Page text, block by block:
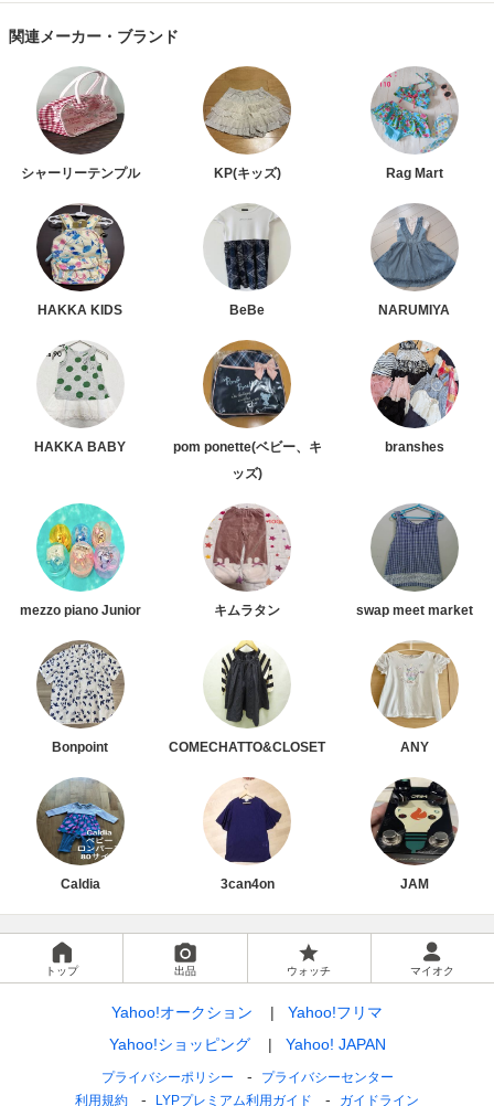
関連メーカー・ブランド
シャーリーテンプル KP(キッズ) Rag Mart
HAKKA KIDS BeBe NARUMIYA
HAKKA BABY
pom ponette(ベビー、キ
ッズ)
branshes
mezzo piano Junior キムラタン swap meet market
Bonpoint COMECHATTO&CLOSET ANY
Caldia 3can4on JAM
トップ 出品 ウォッチ マイオク
Yahoo!オークション
Yahoo!フリマ
Yahoo!ショッピング
Yahoo! JAPAN
プライバシーポリシー
プライバシーセンター
利用規約
LYPプレミアム利用ガイド ガイドライン